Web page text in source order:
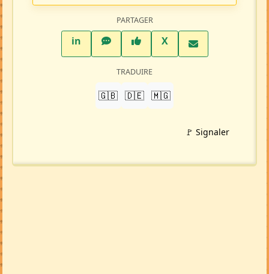
PARTAGER
inLinkedInWhatsAppFacebook
XTwitter X
TRADUIRE
🇬🇧 🇩🇪 🇲🇬
🚩 Signaler